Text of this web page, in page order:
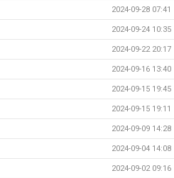
2024-09-28 07:41
2024-09-24 10:35
2024-09-22 20:17
2024-09-16 13:40
2024-09-15 19:45
2024-09-15 19:11
2024-09-09 14:28
2024-09-04 14:08
2024-09-02 09:16